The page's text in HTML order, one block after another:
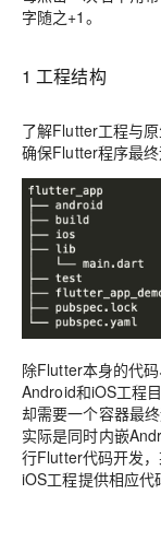
字随之+1。
1 工程结构
了解Flutter工程与
确保Flutter程序最终
除Flutter本身的代
Android和iOS工程
却需要一个容器最
实际是同时内嵌
行Flutter代码开发
iOS工程提供相应代